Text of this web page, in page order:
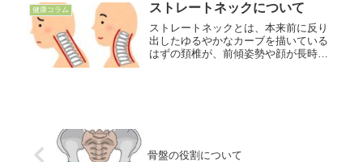
て正しい位置よりも下に下がってし
ま...
健康コラム ストレートネックについて
ストレートネックとは、本来前に反り
出したゆるやかなカーブを描いている
はずの頚椎が、前傾姿勢や顔が長時間
骨盤の役割について